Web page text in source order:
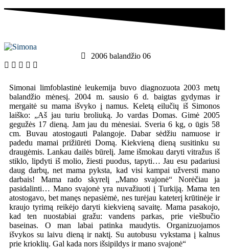
2006 balandžio 06
Simonai limfoblastinė leukemija buvo diagnozuota 2003 metų
balandžio mėnesį. 2004 m. sausio 6 d. baigtas gydymas ir
mergaitė su mama išvyko į namus. Keletą eilučių iš Simonos
laiško: „Aš jau turiu broliuką. Jo vardas Domas. Gimė 2005
gegužės 17 dieną. Jam jau du mėnesiai. Sveria 6 kg, o ūgis 58
cm. Buvau atostogauti Palangoje. Dabar sėdžiu namuose ir
padedu mamai prižiūrėti Domą. Kiekvieną dieną susitinku su
draugėmis. Lankau dailės būrelį. Jame išmokau daryti vitražus iš
stiklo, lipdyti iš molio, žiesti puodus, tapyti… Jau esu padariusi
daug darbų, net mama pyksta, kad visi kampai užversti mano
darbais! Mama rado skyrelį „Mano svajonė“ Norėčiau ja
pasidalinti… Mano svajonė yra nuvažiuoti į Turkiją. Mama ten
atostogavo, bet manęs nepasiėmė, nes turėjau kateterį krūtinėje ir
kraujo tyrimą reikėjo daryti kiekvieną savaitę. Mama pasakojo,
kad ten nuostabiai gražu: vandens parkas, prie viešbučio
baseinas. O man labai patinka maudytis. Organizuojamos
išvykos su laivu dieną ir naktį. Su autobusu vykstama į kalnus
prie krioklių. Gal kada nors išsipildys ir mano svajonė“